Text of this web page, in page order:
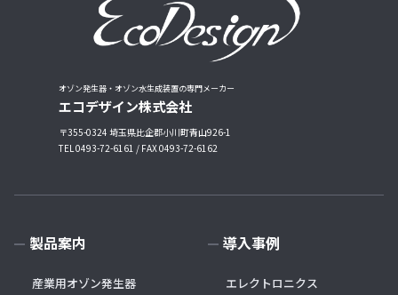
オゾン発生器・オゾン水生成装置の専門メーカー
エコデザイン株式会社
〒355-0324 埼玉県比企郡小川町青山926-1
TEL 0493-72-6161 / FAX 0493-72-6162
製品案内
産業用オゾン発生器
導入事例
エレクトロニクス